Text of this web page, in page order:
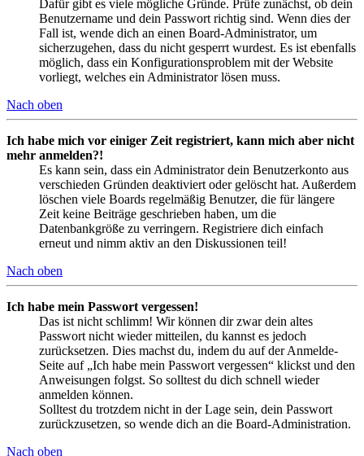
Dafür gibt es viele mögliche Gründe. Prüfe zunächst, ob dein
Benutzername und dein Passwort richtig sind. Wenn dies der
Fall ist, wende dich an einen Board-Administrator, um
sicherzugehen, dass du nicht gesperrt wurdest. Es ist ebenfalls
möglich, dass ein Konfigurationsproblem mit der Website
vorliegt, welches ein Administrator lösen muss.
Nach oben
Ich habe mich vor einiger Zeit registriert, kann mich aber nicht
mehr anmelden?!
Es kann sein, dass ein Administrator dein Benutzerkonto aus
verschieden Gründen deaktiviert oder gelöscht hat. Außerdem
löschen viele Boards regelmäßig Benutzer, die für längere
Zeit keine Beiträge geschrieben haben, um die
Datenbankgröße zu verringern. Registriere dich einfach
erneut und nimm aktiv an den Diskussionen teil!
Nach oben
Ich habe mein Passwort vergessen!
Das ist nicht schlimm! Wir können dir zwar dein altes
Passwort nicht wieder mitteilen, du kannst es jedoch
zurücksetzen. Dies machst du, indem du auf der Anmelde-
Seite auf „Ich habe mein Passwort vergessen“ klickst und den
Anweisungen folgst. So solltest du dich schnell wieder
anmelden können.
Solltest du trotzdem nicht in der Lage sein, dein Passwort
zurückzusetzen, so wende dich an die Board-Administration.
Nach oben